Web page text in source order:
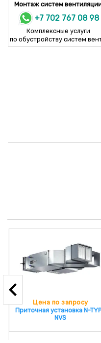
Монтаж систем
+7 702 767 08 98
Комплексные услуги
по обустройству систем
Цена по запросу
Приточная установка N-
NVS